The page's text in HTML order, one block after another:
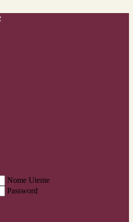
Nome Utente
Password